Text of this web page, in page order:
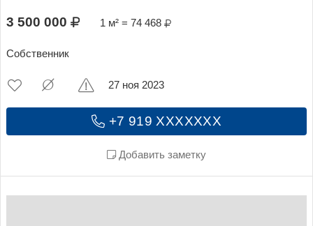
3 500 000 1 м² = 74 468
Собственник
+7 919 XXXXXXX
Добавить заметку
27 ноя 2023